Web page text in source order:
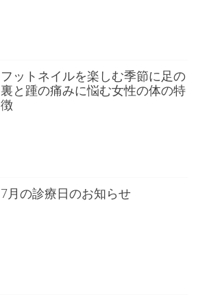
フットネイルを楽しむ季節に足の
裏と踵の痛みに悩む女性の体の特
徴
7月の診療日のお知らせ